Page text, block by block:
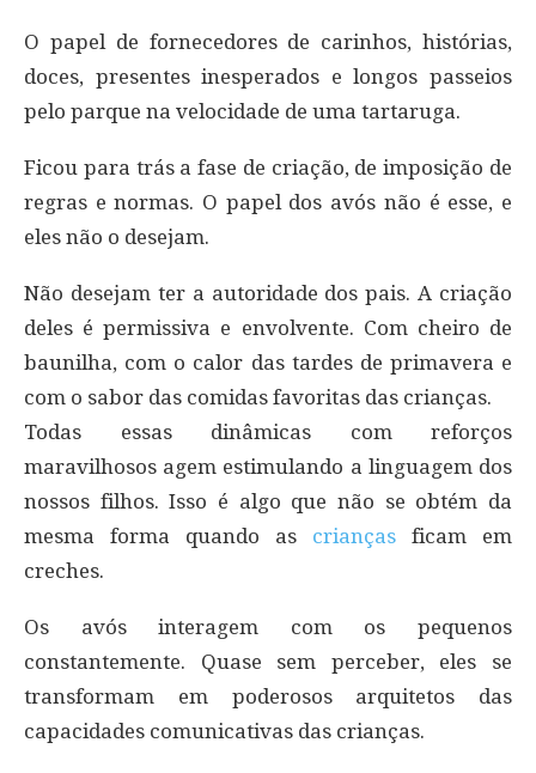
O papel de fornecedores de carinhos, histórias,
doces, presentes inesperados e longos passeios
pelo parque na velocidade de uma tartaruga.
Ficou para trás a fase de criação, de imposição de
regras e normas. O papel dos avós não é esse, e
eles não o desejam.
Não desejam ter a autoridade dos pais. A criação
deles é permissiva e envolvente. Com cheiro de
baunilha, com o calor das tardes de primavera e
com o sabor das comidas favoritas das crianças.
Todas essas dinâmicas com reforços
maravilhosos agem estimulando a linguagem dos
nossos filhos. Isso é algo que não se obtém da
mesma forma quando as crianças ficam em
creches.
Os avós interagem com os pequenos
constantemente. Quase sem perceber, eles se
transformam em poderosos arquitetos das
capacidades comunicativas das crianças.